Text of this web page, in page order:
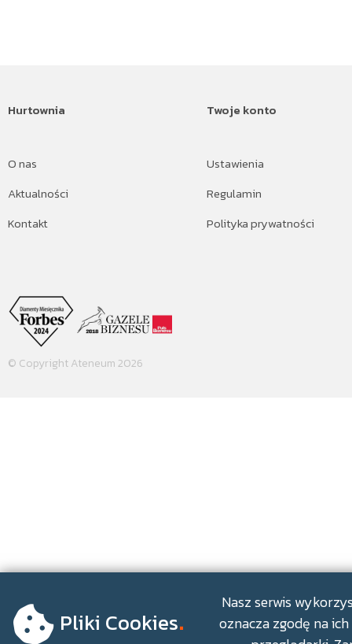
Hurtownia
O nas
Aktualności
Kontakt
Twoje konto
Ustawienia
Regulamin
Polityka prywatności
© Copyright Ateneum 2026
Pliki Cookies.
Nasz serwis
oznacza zgodę na